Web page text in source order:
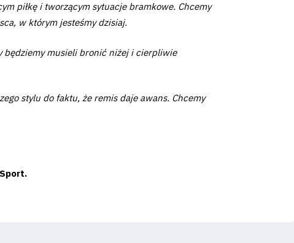
piłkę i tworzącym sytuacje bramkowe. Chcemy
w którym jesteśmy dzisiaj.
będziemy musieli bronić niżej i cierpliwie
stylu do faktu, że remis daje awans. Chcemy